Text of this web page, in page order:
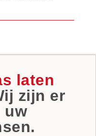
laten
zijn er
uw